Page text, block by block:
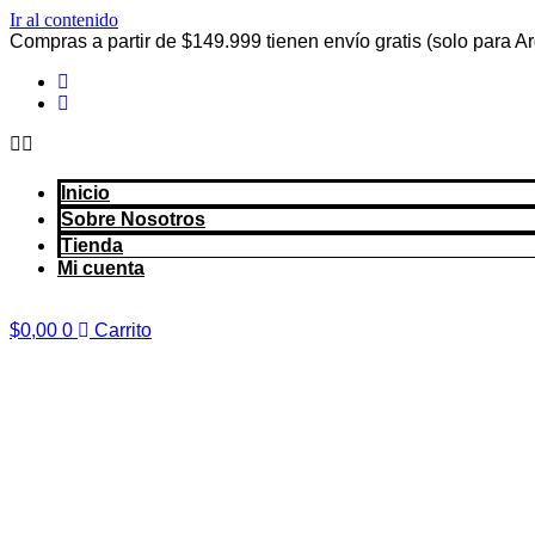
Ir al contenido
Compras a partir de $149.999 tienen envío gratis (solo para
Inicio
Sobre Nosotros
Tienda
Mi cuenta
$0,00 0 Carrito